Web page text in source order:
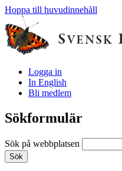
Hoppa till huvudinnehåll
Logga in
In English
Bli medlem
Sökformulär
Sök på webbplatsen